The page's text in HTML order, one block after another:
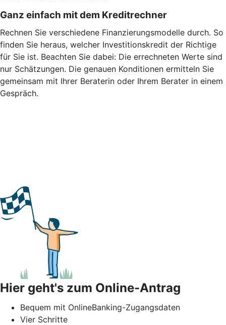
Ganz einfach mit dem Kreditrechner
Rechnen Sie verschiedene Finanzierungsmodelle durch. So
finden Sie heraus, welcher Investitionskredit der Richtige
für Sie ist. Beachten Sie dabei: Die errechneten Werte sind
nur Schätzungen. Die genauen Konditionen ermitteln Sie
gemeinsam mit Ihrer Beraterin oder Ihrem Berater in einem
Gespräch.
Hier geht's zum Online-Antrag
Bequem mit OnlineBanking-Zugangsdaten
Vier Schritte